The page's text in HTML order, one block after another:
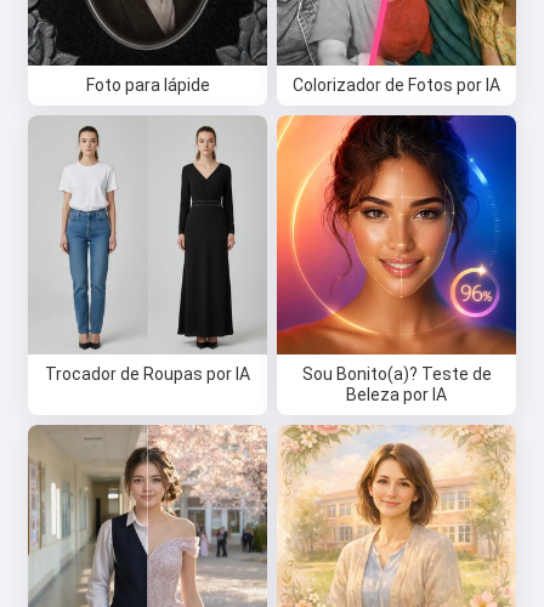
Foto para lápide Colorizador de Fotos por IA
Trocador de Roupas por IA
Sou Bonito(a)? Teste de
Beleza por IA